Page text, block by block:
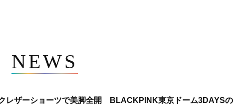
NEWS
レザーショーツで美脚全開 BLACKPINK東京ドーム3DAYSの